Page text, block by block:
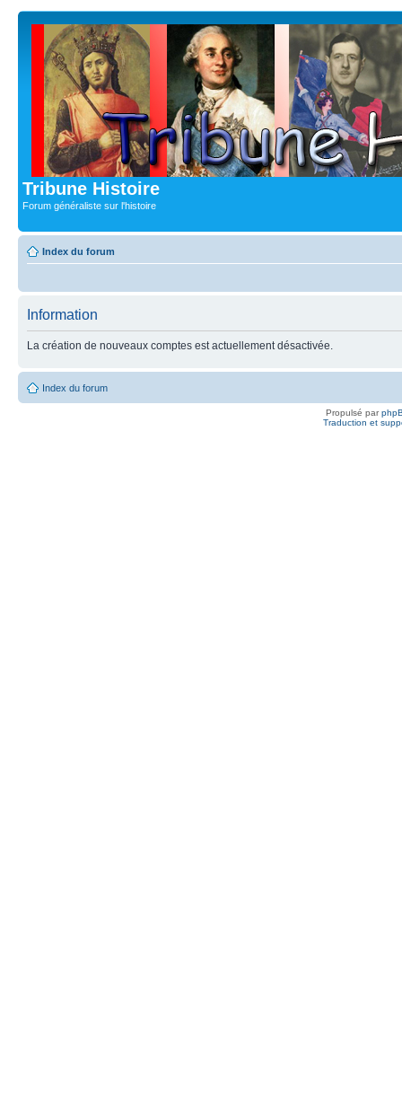
Tribune Histoire
Forum généraliste sur l'histoire
Index du forum
Information
La création de nouveaux comptes est actuellement désactivée.
Index du forum
Propulsé par
Traduction et